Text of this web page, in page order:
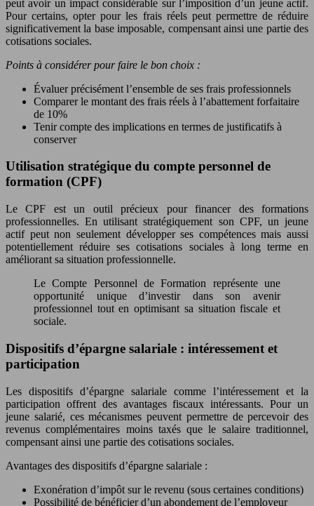
peut avoir un impact considérable sur l’imposition d’un jeune actif.
Pour certains, opter pour les frais réels peut permettre de réduire
significativement la base imposable, compensant ainsi une partie des
cotisations sociales.
Points à considérer pour faire le bon choix :
Évaluer précisément l’ensemble de ses frais professionnels
Comparer le montant des frais réels à l’abattement forfaitaire
de 10%
Tenir compte des implications en termes de justificatifs à
conserver
Utilisation stratégique du compte personnel de
formation (CPF)
Le CPF est un outil précieux pour financer des formations
professionnelles. En utilisant stratégiquement son CPF, un jeune
actif peut non seulement développer ses compétences mais aussi
potentiellement réduire ses cotisations sociales à long terme en
améliorant sa situation professionnelle.
Le Compte Personnel de Formation représente une
opportunité unique d’investir dans son avenir
professionnel tout en optimisant sa situation fiscale et
sociale.
Dispositifs d’épargne salariale : intéressement et
participation
Les dispositifs d’épargne salariale comme l’intéressement et la
participation offrent des avantages fiscaux intéressants. Pour un
jeune salarié, ces mécanismes peuvent permettre de percevoir des
revenus complémentaires moins taxés que le salaire traditionnel,
compensant ainsi une partie des cotisations sociales.
Avantages des dispositifs d’épargne salariale :
Exonération d’impôt sur le revenu (sous certaines conditions)
Possibilité de bénéficier d’un abondement de l’employeur